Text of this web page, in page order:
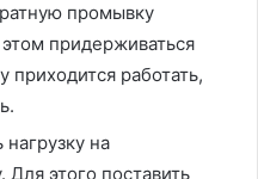
промывку
придерживаться
работать,
на
этого поставить